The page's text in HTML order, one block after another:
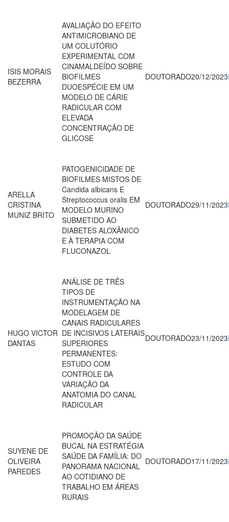
ISIS MORAIS
BEZERRA
AVALIAÇÃO DO EFEITO
ANTIMICROBIANO DE
UM COLUTÓRIO
EXPERIMENTAL COM
CINAMALDEÍDO SOBRE
BIOFILMES
DUOESPÉCIE EM UM
MODELO DE CÁRIE
RADICULAR COM
ELEVADA
CONCENTRAÇÃO DE
GLICOSE
DOUTORADO20/12/2023
ARELLA
CRISTINA
MUNIZ BRITO
PATOGENICIDADE DE
BIOFILMES MISTOS DE
Candida albicans E
Streptococcus oralis EM
MODELO MURINO
SUBMETIDO AO
DIABETES ALOXÂNICO
E À TERAPIA COM
FLUCONAZOL
DOUTORADO29/11/2023
HUGO VICTOR
DANTAS
ANÁLISE DE TRÊS
TIPOS DE
INSTRUMENTAÇÃO NA
MODELAGEM DE
CANAIS RADICULARES
DE INCISIVOS LATERAIS
SUPERIORES
PERMANENTES:
ESTUDO COM
CONTROLE DA
VARIAÇÃO DA
ANATOMIA DO CANAL
RADICULAR
DOUTORADO23/11/2023
SUYENE DE
OLIVEIRA
PAREDES
PROMOÇÃO DA SAÚDE
BUCAL NA ESTRATÉGIA
SAÚDE DA FAMÍLIA: DO
PANORAMA NACIONAL
AO COTIDIANO DE
TRABALHO EM ÁREAS
RURAIS
DOUTORADO17/11/2023